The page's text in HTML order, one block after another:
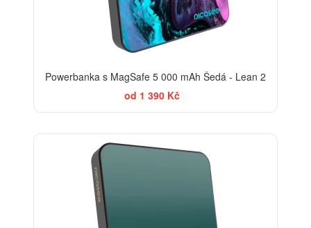
Powerbanka s MagSafe 5 000 mAh Šedá - Lean 2
od 1 390 Kč